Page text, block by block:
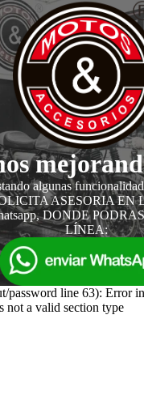
algunas
ASESORIA EN
DONDE
LÍNEA:
password line 63): Error
not a valid section type